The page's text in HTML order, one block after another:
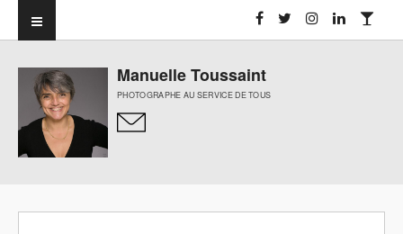
Manuelle Toussaint
PHOTOGRAPHE AU SERVICE DE TOUS